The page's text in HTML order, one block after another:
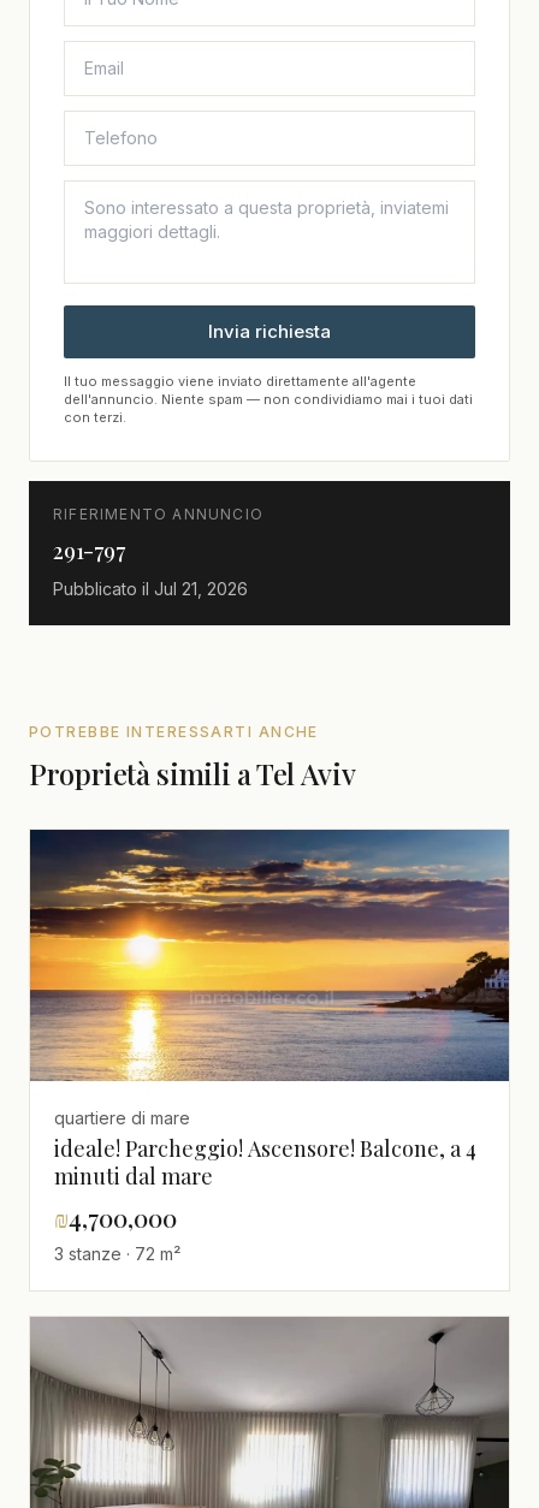
Invia richiesta
Il tuo messaggio viene inviato direttamente all'agente
dell'annuncio. Niente spam — non condividiamo mai i tuoi dati
con terzi.
RIFERIMENTO ANNUNCIO
291-797
Pubblicato il Jul 21, 2026
POTREBBE INTERESSARTI ANCHE
Proprietà simili a Tel Aviv
quartiere di mare
ideale! Parcheggio! Ascensore! Balcone, a 4
minuti dal mare
₪4,700,000
3 stanze · 72 m²